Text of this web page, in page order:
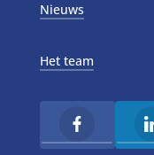
Nieuws
Het team